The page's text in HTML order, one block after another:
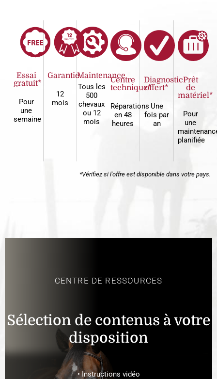
Essai
gratuit*
Pour
une
semaine
Garantie
12
mois
Maintenance
Tous les
500
chevaux
ou 12
mois
Centre
technique*
Réparations
en 48
heures
Diagnostic
offert*
Une
fois par
an
Prêt
de
matériel*
Pour
une
planifiée
*Vérifiez si l'offre est disponible dans votre pays.
CENTRE DE RESSOURCES
Sélection de contenus à votre
disposition
• Instructions vidéo